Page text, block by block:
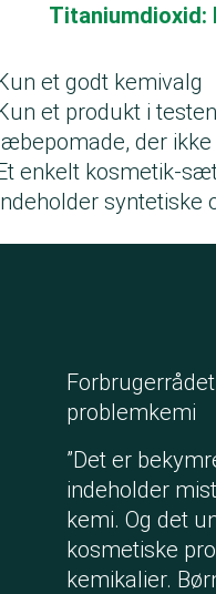
et godt kemivalg
et produkt i
der
enkelt kosmetik-
syntetiske
problemkemi
”Det er
indeholder
kemi. Og det
kosmetiske
kemikalier.